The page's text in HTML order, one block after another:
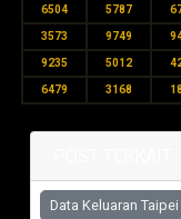
6504 5787
3573 9749
9235 5012
6479 3168
Data Keluaran Taipei